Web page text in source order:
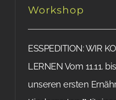
Workshop
ESSPEDITION: WIR
LERNEN Vom 11.11.
unseren ersten